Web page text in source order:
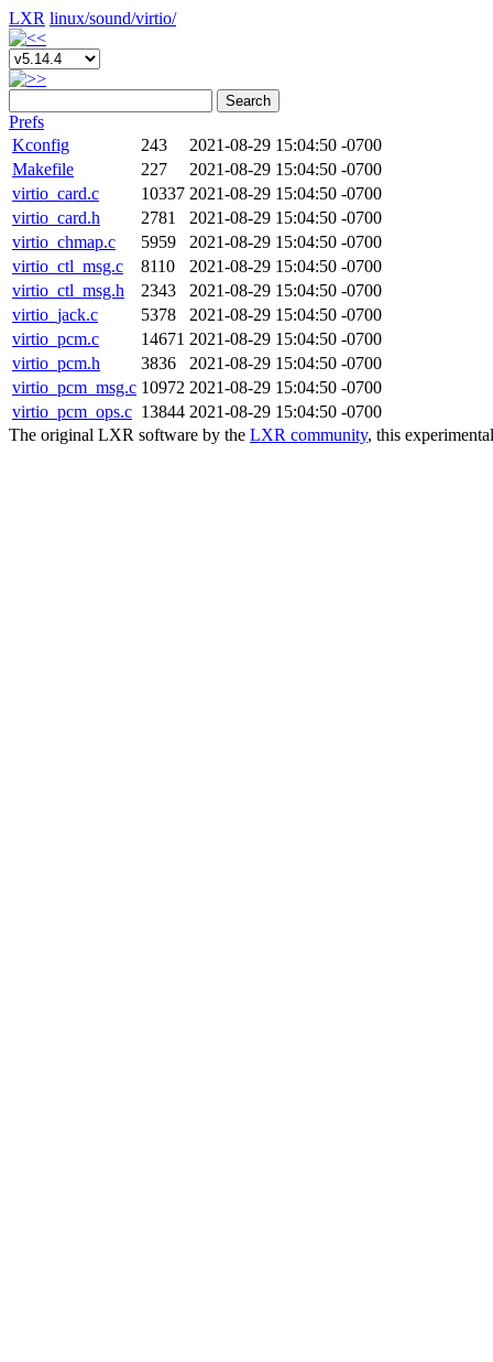
LXR linux/sound/virtio/
Search
Prefs
Kconfig
243
2021-08-29 15:04:50 -0700
Makefile
227
2021-08-29 15:04:50 -0700
virtio_card.c
10337 2021-08-29 15:04:50 -0700
virtio_card.h
2781
2021-08-29 15:04:50 -0700
virtio_chmap.c
5959
2021-08-29 15:04:50 -0700
virtio_ctl_msg.c
8110
2021-08-29 15:04:50 -0700
virtio_ctl_msg.h
2343
2021-08-29 15:04:50 -0700
virtio_jack.c
5378
2021-08-29 15:04:50 -0700
virtio_pcm.c
14671 2021-08-29 15:04:50 -0700
virtio_pcm.h
3836
2021-08-29 15:04:50 -0700
virtio_pcm_msg.c 10972 2021-08-29 15:04:50 -0700
virtio_pcm_ops.c 13844 2021-08-29 15:04:50 -0700
The original LXR software by the LXR community, this